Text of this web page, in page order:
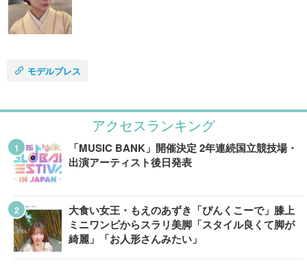
モデルプレス
アクセスランキング
「MUSIC BANK」開催決定 2年連続国立競技場・
出演アーティスト後日発表
大食い女王・もえのあずき「ぴんくこーで」膝上
ミニワンピからスラリ美脚「スタイル良くて脚が
綺麗」「お人形さんみたい」